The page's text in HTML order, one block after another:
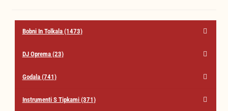
najvišje
Bobni In Tolkala (1473)
DJ Oprema (23)
Godala (741)
Instrumenti S Tipkami (371)